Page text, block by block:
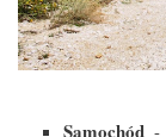
Samochód-